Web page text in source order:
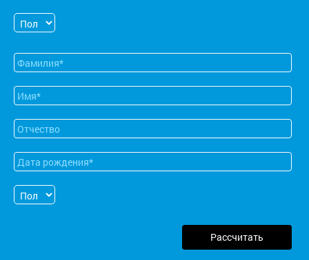
Рассчитать